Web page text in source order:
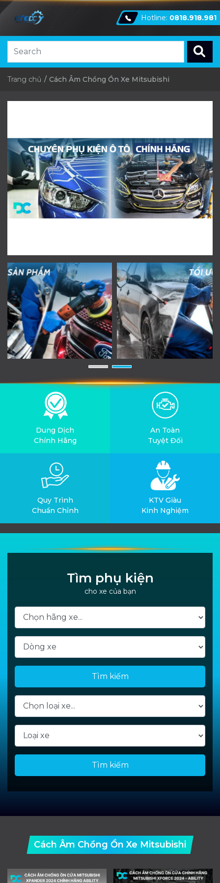
Hotline: 0818.918.981
Trang chủ Cách Âm Chồng Ồn Xe Mitsubishi
Dung Dịch
Chính Hãng
An Toàn
Tuyệt Đối
Quy Trình
Chuẩn Chỉnh
KTV Giàu
Kinh Nghiệm
Tìm phụ kiện
cho xe của bạn
Tìm kiếm
Tìm kiếm
Cách Âm Chồng Ồn Xe Mitsubishi